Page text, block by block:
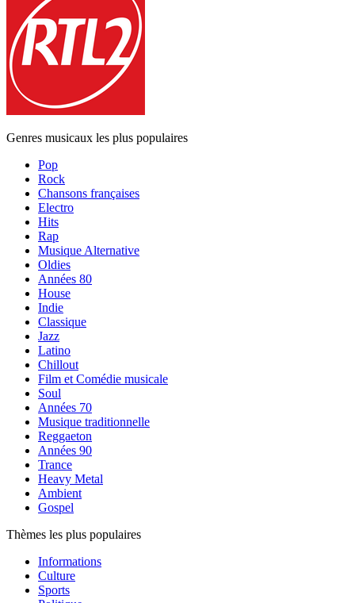
Genres musicaux les plus populaires
Pop
Rock
Chansons françaises
Electro
Hits
Rap
Musique Alternative
Oldies
Années 80
House
Indie
Classique
Jazz
Latino
Chillout
Film et Comédie musicale
Soul
Années 70
Musique traditionnelle
Reggaeton
Années 90
Trance
Heavy Metal
Ambient
Gospel
Thèmes les plus populaires
Informations
Culture
Sports